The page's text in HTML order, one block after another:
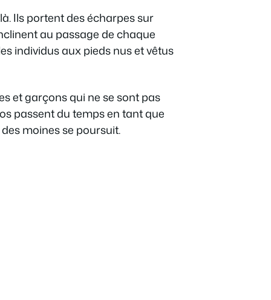
Ils portent des écharpes sur
au passage de chaque
individus aux pieds nus et vêtus
et garçons qui ne se sont pas
passent du temps en tant que
moines se poursuit.